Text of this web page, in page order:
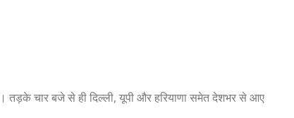
तड़के चार बजे से ही दिल्ली, यूपी और हरियाणा समेत देशभर से आए